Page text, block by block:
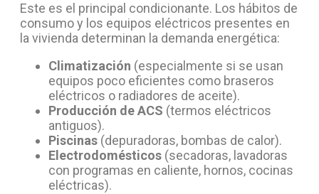
Este es el principal condicionante. Los hábitos de
consumo y los equipos eléctricos presentes en
la vivienda determinan la demanda energética:
Climatización (especialmente si se usan
equipos poco eficientes como braseros
eléctricos o radiadores de aceite).
Producción de ACS (termos eléctricos
antiguos).
Piscinas (depuradoras, bombas de calor).
Electrodomésticos (secadoras, lavadoras
con programas en caliente, hornos, cocinas
eléctricas).